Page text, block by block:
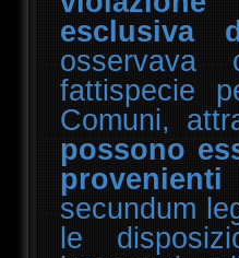
esclusiva
fattispecie
Comuni,
possono
secundum
le